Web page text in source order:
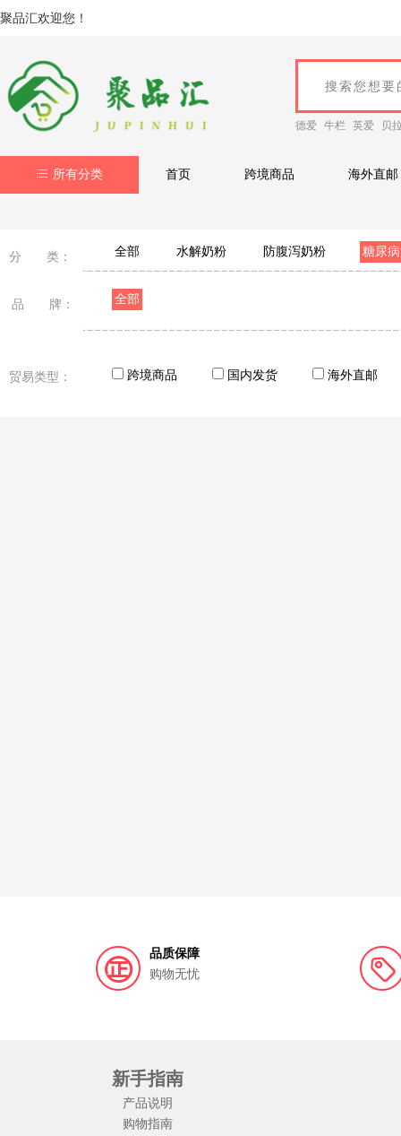
聚品汇欢迎您！
德爱 牛栏 英爱 贝
所有分类 首页 跨境商品 海外直邮
分 类： 全部 水解奶粉 防腹泻奶粉 糖尿
品 牌： 全部
贸易类型： 跨境商品 国内发货 海外直邮
品质保障
购物无忧
新手指南
产品说明
购物指南